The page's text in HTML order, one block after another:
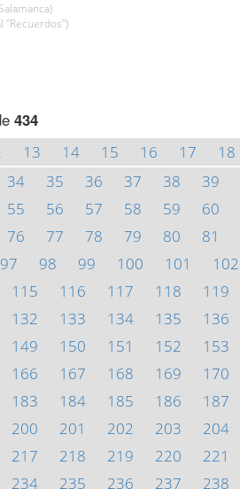
"Recuerdos")
434
13 14 15 16 17 18
34 35 36 37 38 39
55 56 57 58 59 60
76 77 78 79 80 81
97 98 99 100 101 102
115 116 117 118 119
132 133 134 135 136
149 150 151 152 153
166 167 168 169 170
183 184 185 186 187
200 201 202 203 204
217 218 219 220 221
234 235 236 237 238